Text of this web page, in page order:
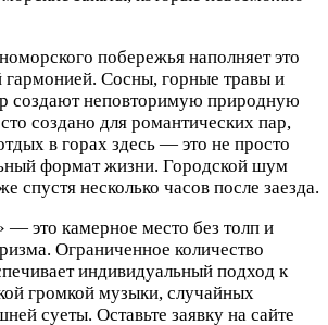
побережья наполняет это
гармонией. Сосны, горные травы и
создают неповторимую природную
создано для романтических пар,
в горах здесь — это не просто
формат жизни. Городской шум
спустя несколько часов после заезда.
это камерное место без толп и
Ограниченное количество
индивидуальный подход к
громкой музыки, случайных
суеты. Оставьте заявку на сайте